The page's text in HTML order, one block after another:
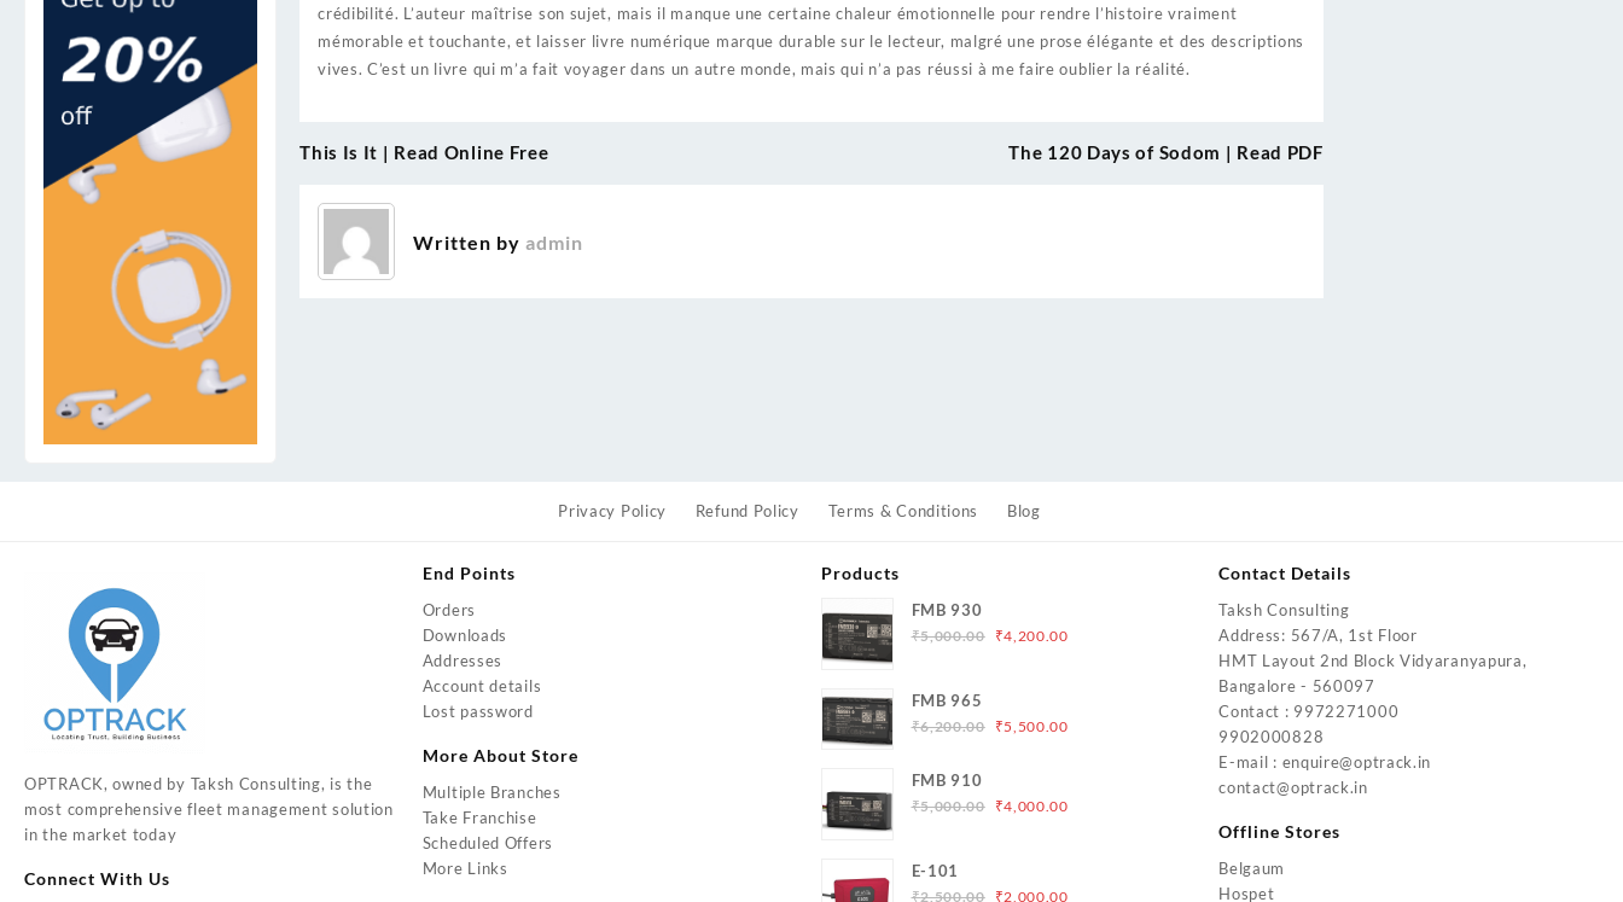
crédibilité. L’auteur maîtrise son sujet, mais il manque une certaine chaleur émotionnelle pour rendre l’histoire vraiment
mémorable et touchante, et laisser livre numérique marque durable sur le lecteur, malgré une prose élégante et des descriptions
vives. C’est un livre qui m’a fait voyager dans un autre monde, mais qui n’a pas réussi à me faire oublier la réalité.
Post
navigation
This Is It | Read Online Free The 120 Days of Sodom | Read PDF
Written byadmin
Privacy Policy Refund Policy Terms & Conditions Blog
OPTRACK, owned by Taksh Consulting, is the
most comprehensive fleet management solution
in the market today
Connect With Us
End Points
Orders
Downloads
Addresses
Account details
Lost password
More About Store
Multiple Branches
Take Franchise
Scheduled Offers
More Links
Products
FMB 930
₹5,000.00
Original
₹4,200.00Current
FMB 965
₹6,200.00
Original
₹6,200.00.
₹5,500.00Current
₹5,500.00.
FMB 910
₹5,000.00
Original
₹4,000.00Current
E-101
₹2,500.00 Original
₹2,000.00Current
Contact Details
Taksh Consulting
Address: 567/A, 1st Floor
HMT Layout 2nd Block Vidyaranyapura,
Bangalore - 560097
Contact : 9972271000
9902000828
E-mail : enquire@optrack.in
contact@optrack.in
Offline Stores
Belgaum
Hospet